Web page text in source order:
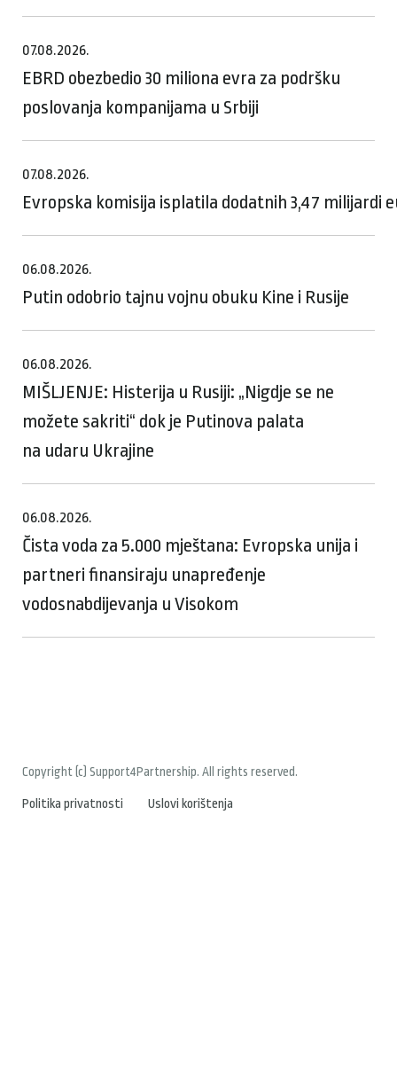
07.08.2026.
EBRD obezbedio 30 miliona evra za podršku
poslovanja kompanijama u Srbiji
07.08.2026.
Evropska komisija isplatila dodatnih 3,47 milijardi
06.08.2026.
Putin odobrio tajnu vojnu obuku Kine i Rusije
06.08.2026.
MIŠLJENJE: Histerija u Rusiji: „Nigdje se ne
možete sakriti“ dok je Putinova palata
na udaru Ukrajine
06.08.2026.
Čista voda za 5.000 mještana: Evropska unija i
partneri finansiraju unapređenje
vodosnabdijevanja u Visokom
Copyright (c) Support4Partnership. All rights reserved.
Politika privatnosti Uslovi korištenja